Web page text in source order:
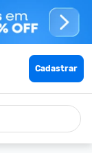
Cadastrar